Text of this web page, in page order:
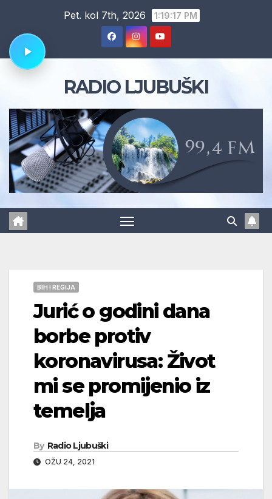
content
Pet. kol 7th, 2026 1:19:18 PM
RADIO LJUBUŠKI
BIH I REGIJA
Jurić o godini dana
borbe protiv
koronavirusa: Život
mi se promijenio iz
temelja
By Radio Ljubuški
OŽU 24, 2021